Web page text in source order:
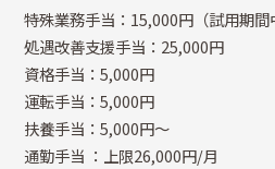
特殊業務手当：15,000円（試用期間
処遇改善支援手当：25,000円
資格手当：5,000円
運転手当：5,000円
扶養手当：5,000円～
通勤手当 ：上限26,000円/月